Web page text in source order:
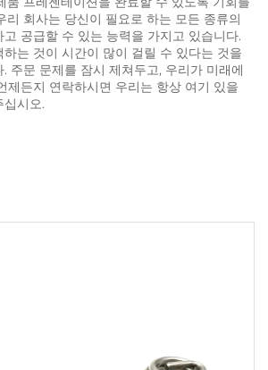
리 회사는 당신이 필요로 하는 모든 종류의
공급할 수 있는 능력을 가지고 있습니다.
는 것이 시간이 많이 걸릴 수 있다는 것을
주문 문제를 잠시 제쳐두고, 우리가 미래에
제든지 연락하시면 우리는 항상 여기 있을
십시오.